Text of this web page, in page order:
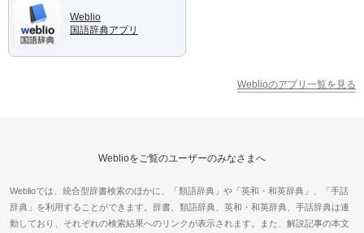
Weblio
国語辞典アプリ
Weblioのアプリ一覧を見る
Weblioをご覧のユーザーのみなさまへ
Weblioでは、統合型辞書検索のほかに、「類語辞典」や「英和・和英辞典」、「手話
辞典」を利用することができます。辞書、類語辞典、英和・和英辞典、手話辞典は連
動しており、それぞれの検索結果へのリンクが表示されます。また、解説記事の本文